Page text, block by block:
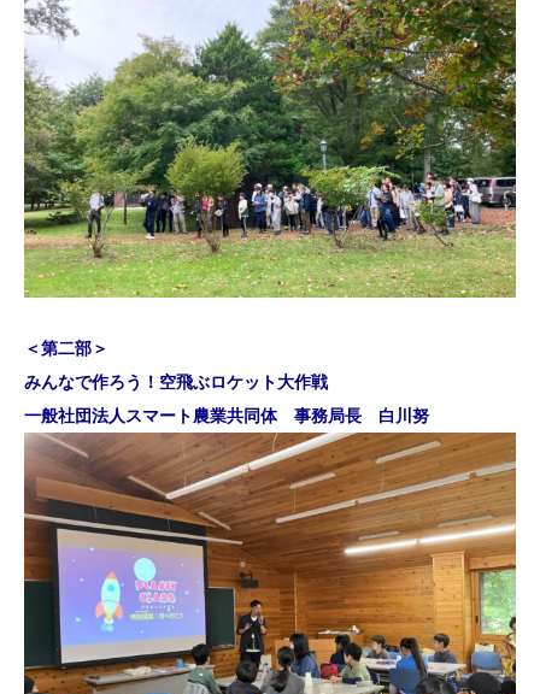
＜第二部＞
みんなで作ろう！空飛ぶロケット大作戦
一般社団法人スマート農業共同体 事務局長 白川努